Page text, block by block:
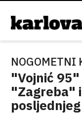
NOGOMETNI
"Vojnić
"Zagreba"